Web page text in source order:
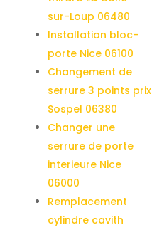
sur-Loup 06480
Installation bloc-
porte Nice 06100
Changement de
serrure 3 points prix
Sospel 06380
Changer une
serrure de porte
interieure Nice
06000
Remplacement
cylindre cavith